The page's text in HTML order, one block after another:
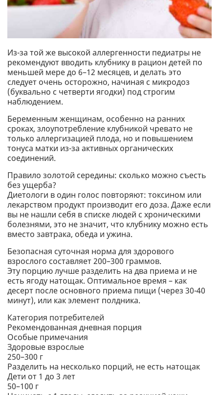
Из-за той же высокой аллергенности педиатры не
рекомендуют вводить клубнику в рацион детей по
меньшей мере до 6–12 месяцев, и делать это
следует очень осторожно, начиная с микродоз
(буквально с четверти ягодки) под строгим
наблюдением.
Беременным женщинам, особенно на ранних
сроках, злоупотребление клубникой чревато не
только аллергизацией плода, но и повышением
тонуса матки из-за активных органических
соединений.
Правило золотой середины: сколько можно съесть
без ущерба?
Диетологи в один голос повторяют: токсином или
лекарством продукт производит его доза. Даже если
вы не нашли себя в списке людей с хроническими
болезнями, это не значит, что клубнику можно есть
вместо завтрака, обеда и ужина.
Безопасная суточная норма для здорового
взрослого составляет 200–300 граммов.
Эту порцию лучше разделить на два приема и не
есть ягоду натощак. Оптимальное время – как
десерт после основного приема пищи (через 30-40
минут), или как элемент полдника.
Категория потребителей
Рекомендованная дневная порция
Особые примечания
Здоровые взрослые
250–300 г
Разделить на несколько порций, не есть натощак
Дети от 1 до 3 лет
50–100 г